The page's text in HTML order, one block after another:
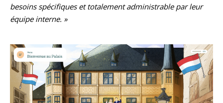
besoins spécifiques et totalement administrable par leur
équipe interne. »